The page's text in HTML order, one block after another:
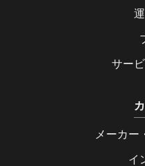
サー
メーカー
イ